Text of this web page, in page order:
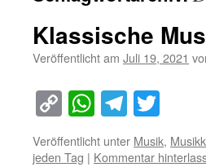
Klassische
Veröffentlicht am Juli 19, 2021
Copy
Link
WhatsApp
Veröffentlicht unter Musik,
jeden Tag | Kommentar